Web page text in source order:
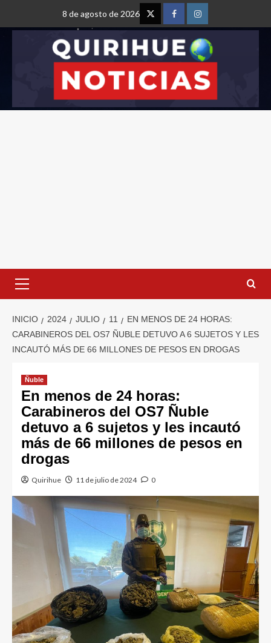
8 de agosto de 2026
INICIO 2024 JULIO 11
EN MENOS DE 24 HORAS:
CARABINEROS DEL OS7 ÑUBLE DETUVO A 6 SUJETOS Y LES
INCAUTÓ MÁS DE 66 MILLONES DE PESOS EN DROGAS
Ñuble
En menos de 24 horas:
Carabineros del OS7 Ñuble
detuvo a 6 sujetos y les incautó
más de 66 millones de pesos en
drogas
Quirihue 11 de julio de 2024 0